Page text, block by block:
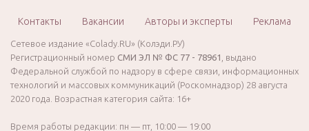
Контакты Вакансии Авторы и эксперты Реклама
Сетевое издание «Colady.RU» (Колэди.РУ)
Регистрационный номер СМИ ЭЛ № ФС 77 - 78961
, выдано
Федеральной службой по надзору в сфере связи, информационных
технологий и массовых коммуникаций (Роскомнадзор) 28 августа
2020 года. Возрастная категория сайта: 16+
Время работы редакции: пн — пт, 10:00 — 19:00